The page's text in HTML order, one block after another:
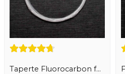
Taperte Fluorocarbon fortomer